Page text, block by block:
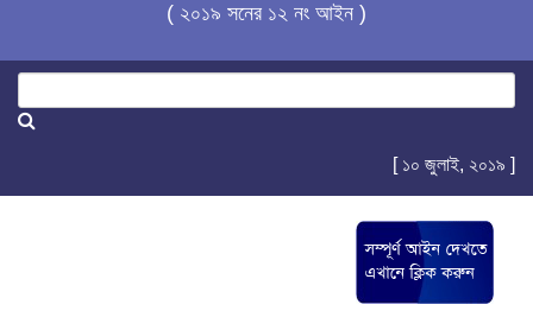
( ২০১৯ সনের ১২ নং আইন )
[ ১০ জুলাই, ২০১৯ ]